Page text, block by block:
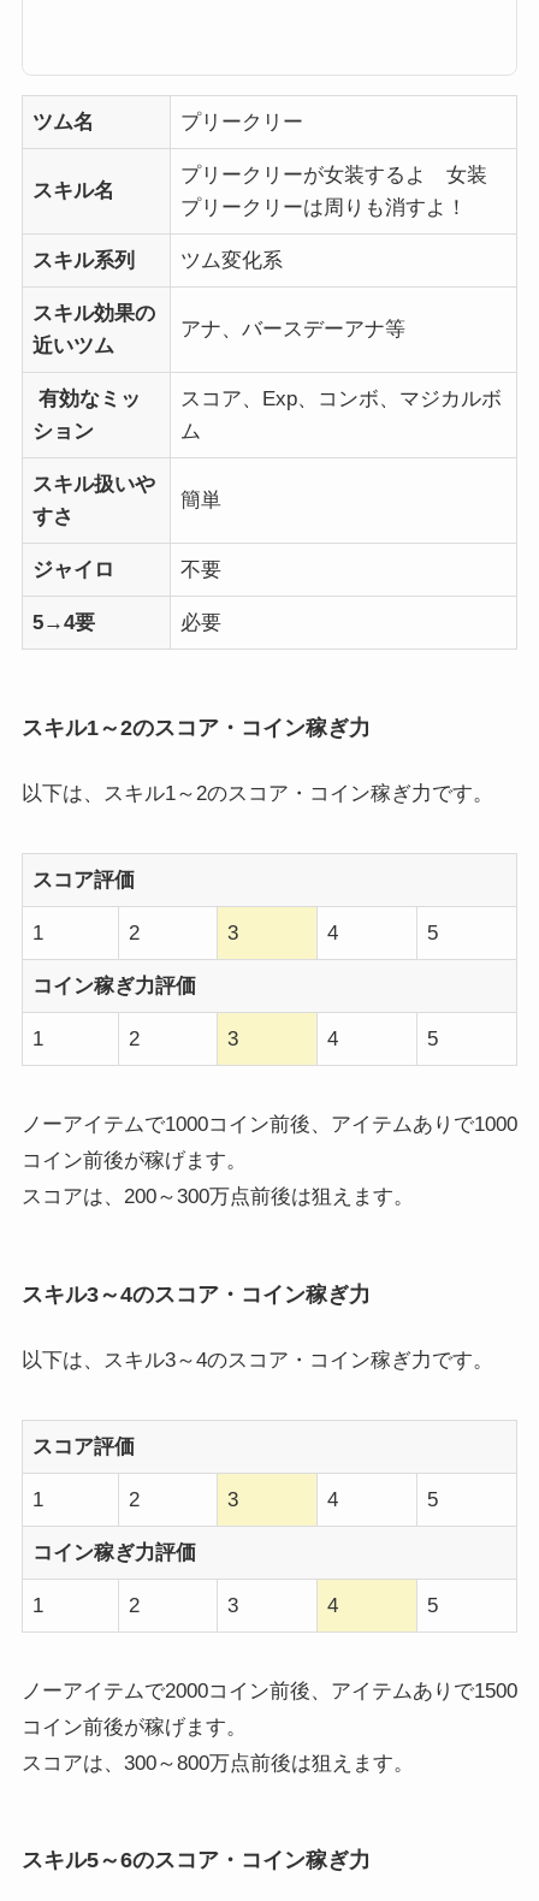
ツム名 プリークリー
スキル名
プリークリーが女装するよ 女装
プリークリーは周りも消すよ！
スキル系列 ツム変化系
スキル効果の
近いツム
アナ、バースデーアナ等
有効なミッ
ション
スコア、Exp、コンボ、マジカルボ
ム
スキル扱いや
すさ
簡単
ジャイロ 不要
5→4要 必要
スキル1～2のスコア・コイン稼ぎ力
以下は、スキル1～2のスコア・コイン稼ぎ力です。
スコア評価
1 2 3 4 5
コイン稼ぎ力評価
1 2 3 4 5
ノーアイテムで1000コイン前後、アイテムありで1000
コイン前後が稼げます。
スコアは、200～300万点前後は狙えます。
スキル3～4のスコア・コイン稼ぎ力
以下は、スキル3～4のスコア・コイン稼ぎ力です。
スコア評価
1 2 3 4 5
コイン稼ぎ力評価
1 2 3 4 5
ノーアイテムで2000コイン前後、アイテムありで1500
コイン前後が稼げます。
スコアは、300～800万点前後は狙えます。
スキル5～6のスコア・コイン稼ぎ力